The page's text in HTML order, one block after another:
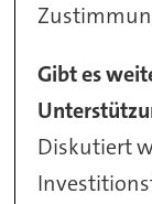
Gibt es
Diskutiert